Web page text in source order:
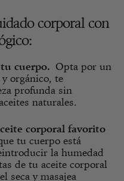
corporal con
cuerpo. Opta por un
orgánico, te
profunda sin
naturales.
corporal favorito
tu cuerpo está
la humedad
de tu aceite corporal
seca y masajea